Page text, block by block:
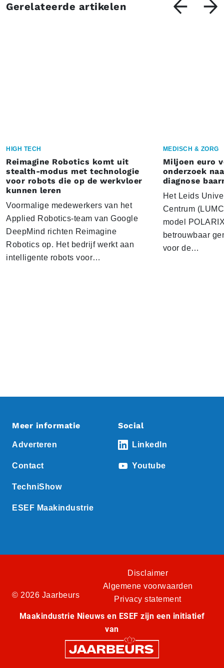
Gerelateerde artikelen
HIGH TECH
Reimagine Robotics komt uit
stealth-modus met technologie
voor robots die op de werkvloer
kunnen leren
Voormalige medewerkers van het
Applied Robotics-team van Google
DeepMind richten Reimagine
Robotics op. Het bedrijf werkt aan
intelligente robots voor…
MEDISCH & ZORG
Miljoen euro
onderzoek
diagnose
Het Leids
Centrum
model
betrouwbaar
voor de…
Meer informatie
Adverteren
Contact
TechniShow
ESEF Maakindustrie
Social
LinkedIn
Youtube
© 2026 Jaarbeurs
Disclaimer
Algemene voorwaarden
Privacy statement
Maakindustrie Nieuws en ESEF zijn een initiatief
van